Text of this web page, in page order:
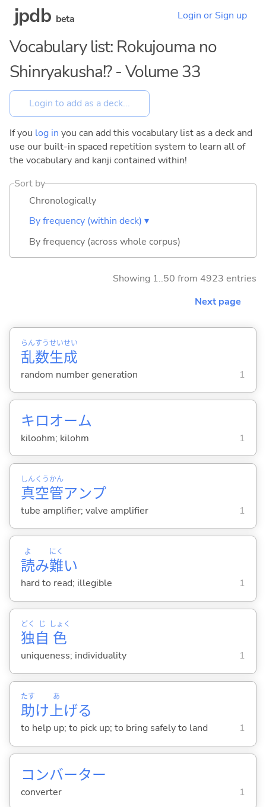
jpdb beta Login or Sign up
Vocabulary list: Rokujouma no
Shinryakusha!? - Volume 33
If you log in you can add this vocabulary list as a deck and
use our built-in spaced repetition system to learn all of
the vocabulary and kanji contained within!
Sort by
Chronologically
By frequency (within deck) ▾
By frequency (across whole corpus)
Showing 1..50 from 4923 entries
Next page
乱
らん
数
すう
生
せい
成
せい
random number generation 1
キロオーム
kiloohm; kilohm 1
真
しん
空
くう
管
かん
アンプ
tube amplifier; valve amplifier 1
読
よ
み難
にく
い
hard to read; illegible 1
独
どく
自
じ
色
しょく
uniqueness; individuality 1
助
たす
け上
あ
げる
to help up; to pick up; to bring safely to land 1
コンバーター
converter 1